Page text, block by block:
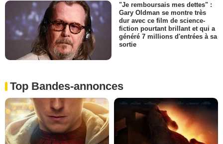
"Je remboursais mes dettes" :
Gary Oldman se montre très
dur avec ce film de science-
fiction pourtant brillant et qui a
généré 7 millions d'entrées à sa
sortie
Top Bandes-annonces